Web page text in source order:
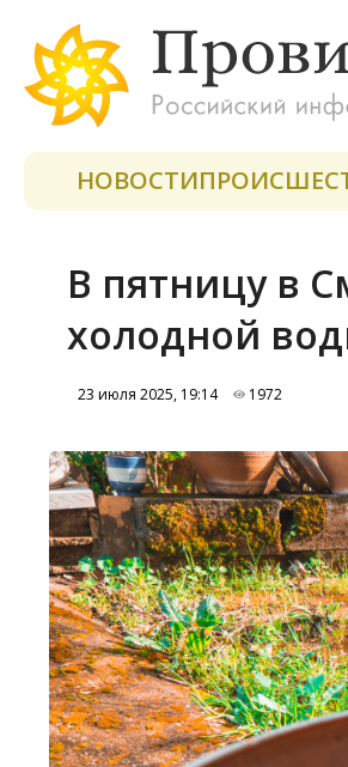
НОВОСТИ
В пятницу в
холодной
23 июля 2025, 19:14 1972